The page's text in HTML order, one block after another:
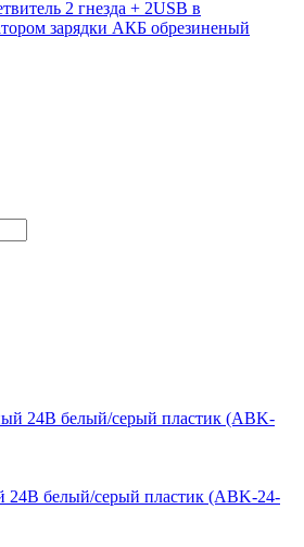
24В белый/серый пластик (ABK-24-